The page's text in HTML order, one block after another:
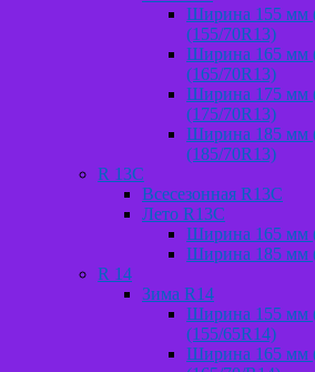
Ширина 155 мм
(155/70R13)
Ширина 165 мм
(165/70R13)
Ширина 175 мм
(175/70R13)
Ширина 185 мм
(185/70R13)
R 13C
Всесезонная R13C
Лето R13C
Ширина 165 мм
Ширина 185 мм
R 14
Зима R14
Ширина 155 мм
(155/65R14)
Ширина 165 мм